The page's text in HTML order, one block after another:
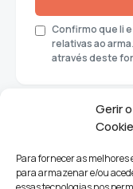
Gerir
Para fornecer as melhores
para armazenar e/ou
Confirmo que li
relativas ao
através deste